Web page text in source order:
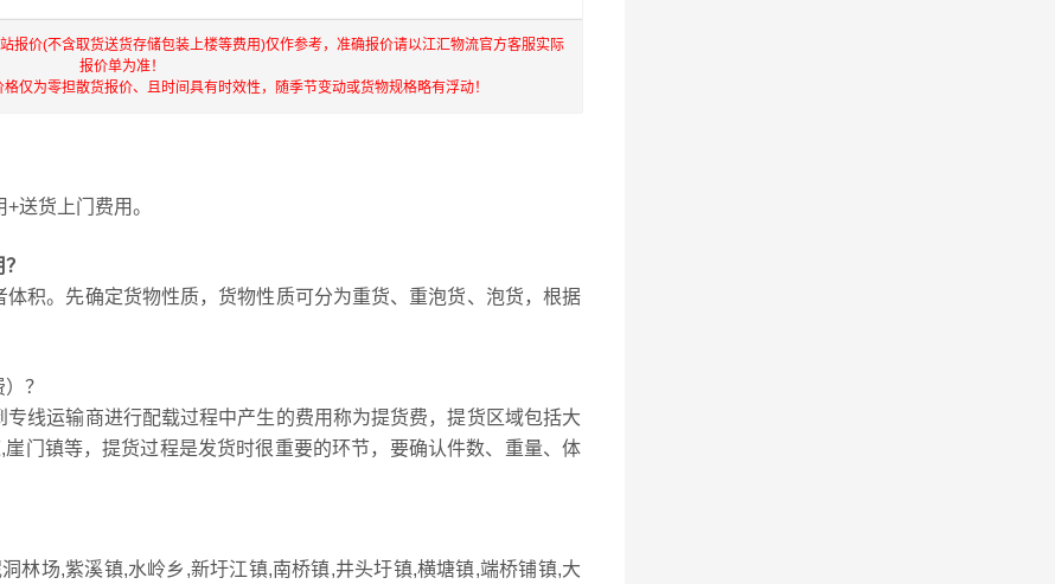
报价(不含取货送货存储包装上楼等费用)仅作参考，准确报价请以江汇物流官方客服实际
报价单为准！
仅为零担散货报价、且时间具有时效性，随季节变动或货物规格略有浮动！
送货上门费用。
积。先确定货物性质，货物性质可分为重货、重泡货、泡货，根据
？
线运输商进行配载过程中产生的费用称为提货费，提货区域包括大
门镇等，提货过程是发货时很重要的环节，要确认件数、重量、体
林场,紫溪镇,水岭乡,新圩江镇,南桥镇,井头圩镇,横塘镇,端桥铺镇,大